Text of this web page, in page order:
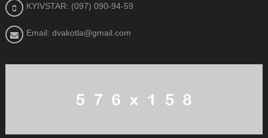
KYIVSTAR: (097) 090-94-59
Email: dvakotla@gmail.com